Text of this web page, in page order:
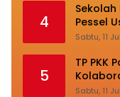
4
Pessel
Sabtu, 11
5
TP PKK
Sabtu, 11